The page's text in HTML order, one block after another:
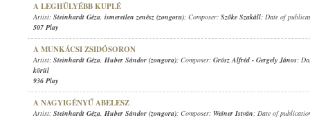
A LEGHÜLYÉBB KUPLÉ
Artist: Steinhardt Géza, ismeretlen zenész (zongora); Composer: Szőke Szakáll; Date of
507 Play
A MUNKÁCSI ZSIDÓSORON
Artist: Steinhardt Géza, Huber Sándor (zongora); Composer: Grósz Alfréd - Gergely János;
körül
936 Play
A NAGYIGÉNYŰ ABELESZ
Artist: Steinhardt Géza, Huber Sándor (zongora); Composer: Weiner István; Date of